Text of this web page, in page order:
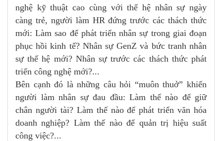
nghệ kỹ thuật cao cùng với thế hệ nhân sự ngày
càng trẻ, người làm HR đứng trước các thách thức
mới: Làm sao để phát triển nhân sự trong giai đoạn
phục hồi kinh tế? Nhân sự GenZ và bức tranh nhân
sự thế hệ mới? Nhân sự trước các thách thức phát
triển công nghệ mới?...
Bên cạnh đó là những câu hỏi “muôn thuở” khiến
người làm nhân sự đau đầu: Làm thế nào để giữ
chân người tài? Làm thế nào để phát triển văn hóa
doanh nghiệp? Làm thế nào để quản trị hiệu suất
công việc?...